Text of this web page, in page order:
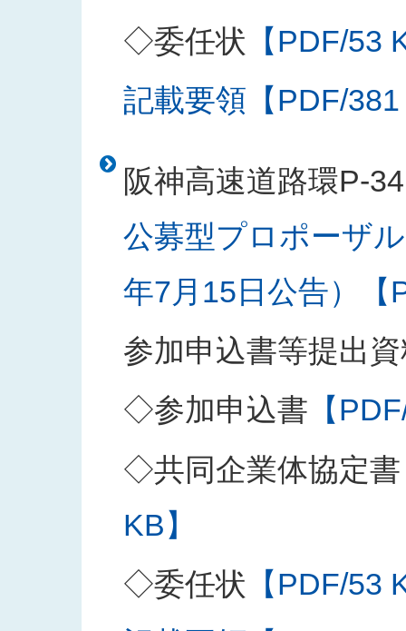
◇委任状 【PDF/53
記載要領【PDF/
阪神高速道路環P-
公募型プロポーザ
年7月15日公告）【
参加申込書等提出
◇参加申込書 【
◇共同企業体協定書
KB】
◇委任状 【PDF/53